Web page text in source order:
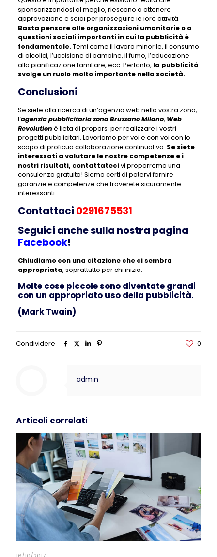
sponsorizzandosi al meglio, riescono a ottenere
approvazione e soldi per proseguire le loro attività.
Basta pensare alle organizzazioni umanitarie o a
questioni sociali importanti in cui la pubblicità è
fondamentale.Temi come il lavoro minorile, il consumo
di alcolici, l’uccisione di bambine, il fumo, l’educazione
alla pianificazione familiare, ecc. Pertanto, la pubblicità
svolge un ruolo molto importante nella società.
Conclusioni
Se siete alla ricerca di un’agenzia web nella vostra zona,
l’agenzia pubblicitaria zona Bruzzano Milano, Web
Revolutionè lieta di proporsi per realizzare i vostri
progetti pubblicitari. Lavoriamo per voi e con voi con lo
scopo di proficua collaborazione continuativa. Se siete
interessati a valutare le nostre competenze e i
nostri risultati, contattatecivi proporremo una
consulenza gratuita! Siamo certi di potervi fornire
garanzie e competenze che troverete sicuramente
interessanti.
Contattaci 0291675531
Seguici anche sulla nostra pagina
Facebook!
Chiudiamo con una citazione che ci sembra
appropriata, soprattutto per chi inizia:
Molte cose piccole sono diventate grandi
con un appropriato uso della pubblicità.
(Mark Twain)
Condividere 0
admin
Articoli correlati